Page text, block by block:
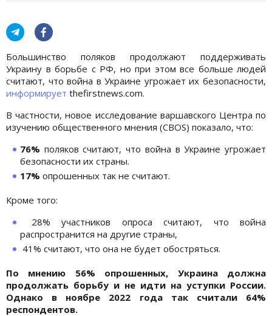
Большинство поляков продолжают поддерживать
Украину в борьбе с РФ, но при этом все больше людей
считают, что война в Украине угрожает их безопасности,
информирует thefirstnews.com.
В частности, новое исследование варшавского Центра по
изучению общественного мнения (CBOS) показало, что:
76% поляков считают, что война в Украине угрожает
безопасности их страны.
17% опрошенных так не считают.
Кроме того:
28% участников опроса считают, что война
распространится на другие страны,
41% считают, что она не будет обостряться.
По мнению 56% опрошенных, Украина должна
продолжать борьбу и не идти на уступки России.
Однако в ноябре 2022 года так считали 64%
респондентов.